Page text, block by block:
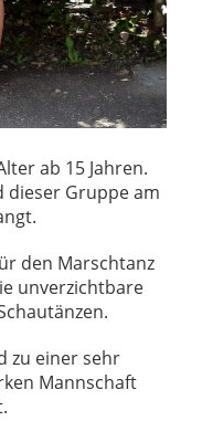
ab 15 Jahren.
Gruppe am
den Marschtanz
unverzichtbare
zu einer sehr
Mannschaft